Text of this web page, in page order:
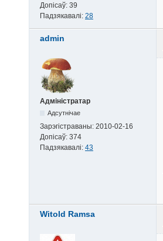
Допісаў: 39
Падзякавалі: 28
admin
Адміністратар
Адсутнічае
Зарэгістраваны: 2010-02-16
Допісаў: 374
Падзякавалі: 43
Witold Ramsa